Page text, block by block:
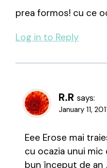
prea formos! cu ce
Log in to Reply
R.R says:
January 11,
Eee Erose mai
cu ocazia unui
bun început de an